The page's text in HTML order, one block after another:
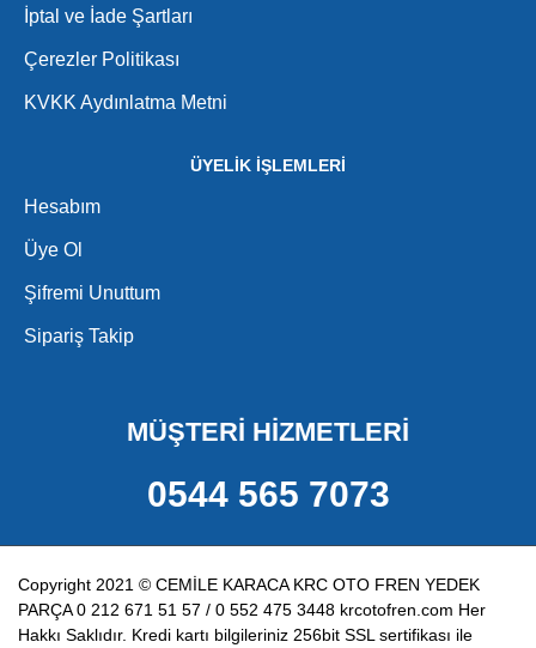
İptal ve İade Şartları
Çerezler Politikası
KVKK Aydınlatma Metni
ÜYELİK İŞLEMLERİ
Hesabım
Üye Ol
Şifremi Unuttum
Sipariş Takip
MÜŞTERİ HİZMETLERİ
0544 565 7073
Copyright 2021 © CEMİLE KARACA KRC OTO FREN YEDEK
PARÇA 0 212 671 51 57 / 0 552 475 3448 krcotofren.com Her
Hakkı Saklıdır. Kredi kartı bilgileriniz 256bit SSL sertifikası ile